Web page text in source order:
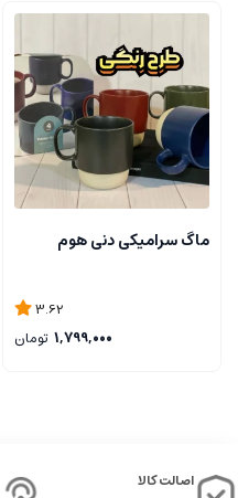
ماگ سرامیکی دنی هوم
3.62
1,799,000 تومان
اصالت کالا